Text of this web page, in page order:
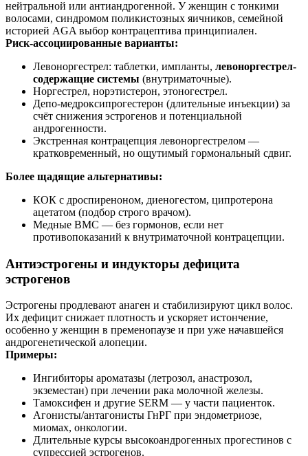
нейтральной или антиандрогенной. У женщин с тонкими
волосами, синдромом поликистозных яичников, семейной
историей AGA выбор контрацептива принципиален.
Риск-ассоциированные варианты:
Левоноргестрел: таблетки, импланты, левоноргестрел-
содержащие системы (внутриматочные).
Норгестрел, норэтистерон, этоногестрел.
Депо-медроксипрогестерон (длительные инъекции) за
счёт снижения эстрогенов и потенциальной
андрогенности.
Экстренная контрацепция левоноргестрелом —
кратковременный, но ощутимый гормональный сдвиг.
Более щадящие альтернативы:
КОК с дроспиреноном, диеногестом, ципротерона
ацетатом (подбор строго врачом).
Медные ВМС — без гормонов, если нет
противопоказаний к внутриматочной контрацепции.
Антиэстрогены и индукторы дефицита
эстрогенов
Эстрогены продлевают анаген и стабилизируют цикл волос.
Их дефицит снижает плотность и ускоряет истончение,
особенно у женщин в пременопаузе и при уже начавшейся
андрогенетической алопеции.
Примеры:
Ингибиторы ароматазы (летрозол, анастрозол,
экземестан) при лечении рака молочной железы.
Тамоксифен и другие SERM — у части пациенток.
Агонисты/антагонисты ГнРГ при эндометриозе,
миомах, онкологии.
Длительные курсы высокоандрогенных прогестинов с
супрессией эстрогенов.